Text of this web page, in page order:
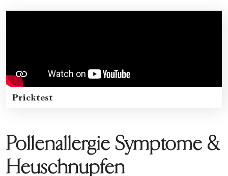
Pricktest
Pollenallergie Symptome &
Heuschnupfen